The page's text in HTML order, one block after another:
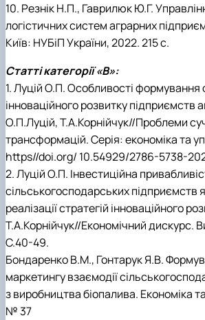
10. Резнік Н.П., Гаврилюк Ю.Г.
логістичних систем аграрних
Київ: НУБіП України, 2022. 215 с.
Статті категорії «B»:
1. Луцій О.П. Особливості формування
інноваційного розвитку підприємств
О.П.Луцій, Т.А.Корнійчук//Проблеми
трансформацій. Серія: економіка та
https//doi.org/ 10.54929/2786-5738-
2. Луцій О.П. Інвестиційна
сільськогосподарських підприємств
реалізації стратегій інноваційного
Т.А.Корнійчук//Економічний дискурс.
С.40-49.
Бондаренко В.М., Гонтарук Я.В.
маркетингу взаємодії
з виробництва біопалива. Економіка
№ 37